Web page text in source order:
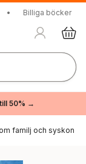
• Billiga böcker
50% →
familj och syskon